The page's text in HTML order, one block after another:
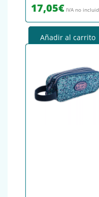
17,05€ IVA no
Añadir al carrito